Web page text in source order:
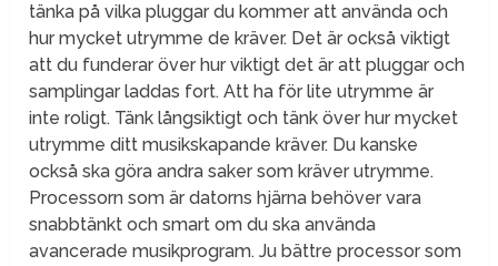
tänka på vilka pluggar du kommer att använda och
hur mycket utrymme de kräver. Det är också viktigt
att du funderar över hur viktigt det är att pluggar och
samplingar laddas fort. Att ha för lite utrymme är
inte roligt. Tänk långsiktigt och tänk över hur mycket
utrymme ditt musikskapande kräver. Du kanske
också ska göra andra saker som kräver utrymme.
Processorn som är datorns hjärna behöver vara
snabbtänkt och smart om du ska använda
avancerade musikprogram. Ju bättre processor som